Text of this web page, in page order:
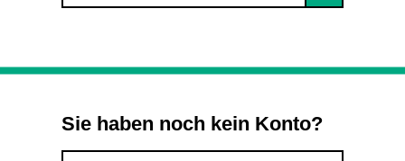
Sie haben noch kein Konto?